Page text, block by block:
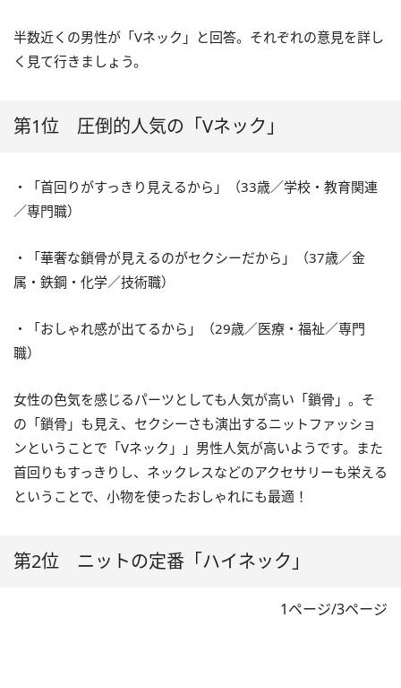
半数近くの男性が「Vネック」と回答。それぞれの意見を詳し
く見て行きましょう。
第1位 圧倒的人気の「Vネック」
・「首回りがすっきり見えるから」（33歳／学校・教育関連
／専門職）
・「華奢な鎖骨が見えるのがセクシーだから」（37歳／金
属・鉄鋼・化学／技術職）
・「おしゃれ感が出てるから」（29歳／医療・福祉／専門
職）
女性の色気を感じるパーツとしても人気が高い「鎖骨」。そ
の「鎖骨」も見え、セクシーさも演出するニットファッショ
ンということで「Vネック」」男性人気が高いようです。また
首回りもすっきりし、ネックレスなどのアクセサリーも栄える
ということで、小物を使ったおしゃれにも最適！
第2位 ニットの定番「ハイネック」
1ページ/3ページ